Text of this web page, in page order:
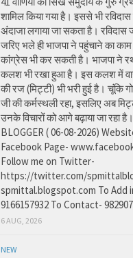
शामिल किया गया है। इससे भी रविदास
अंदाजा लगाया जा सकता है। रविदास
जरिए भले ही भाजपा ने पहुंचाने का
कांग्रेस भी कर सकती है। भाजपा ने
कलश भी रखा हुआ है। इस कलश में
की रज (मिट्टी) भी भरी हुई है। चूंकि
जी की कर्मस्थली रहा, इसलिए अब
उनके विचारों को आगे बढ़ाया जा रहा
BLOGGER ( 06-08-2026)
Facebook Page-
Follow me on Twitter-
https://twitter.com/
spmittal.blogspot.com To Add
9166157932 To Contact-
6 AUG, 2026
NEW